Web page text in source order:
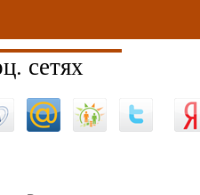
сетях